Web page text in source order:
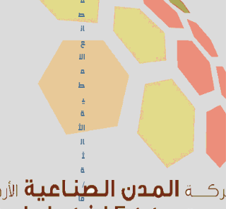
ص
ان
ع
الن
م
ط
ي
ة
الث
ال
ث
ة
/
ما